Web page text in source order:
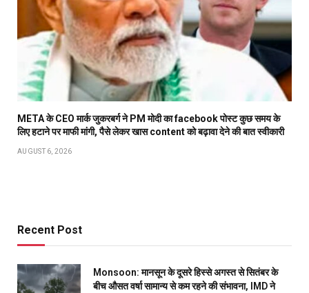
META के CEO मार्क जुकरबर्ग ने PM मोदी का facebook पोस्ट कुछ समय के
लिए हटाने पर माफी मांगी, पैसे लेकर खास content को बढ़ावा देने की बात स्वीकारी
AUGUST 6, 2026
Recent Post
Monsoon: मानसून के दूसरे हिस्से अगस्त से सितंबर के
बीच औसत वर्षा सामान्य से कम रहने की संभावना, IMD ने